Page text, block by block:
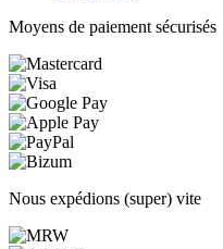
Moyens de paiement sécurisés
Nous expédions (super) vite